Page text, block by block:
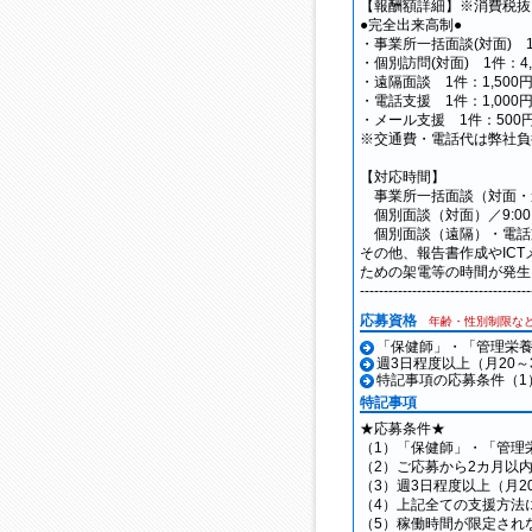
【報酬額詳細】※消費税
●完全出来高制●
・事業所一括面談(対面)
・個別訪問(対面) 1件：
・遠隔面談 1件：1,500
・電話支援 1件：1,000
・メール支援 1件：500
※交通費・電話代は弊社
【対応時間】
事業所一括面談（対面
個別面談（対面）／
個別面談（遠隔）・電
その他、報告書作成や
ための架電等の時間が発
応募資格
年齢・性別制限な
「保健師」・「管理栄
週3日程度以上（月20
特記事項の応募条件（
特記事項
★応募条件★
（1）「保健師」・「管
（2）ご応募から2カ月以
（3）週3日程度以上（月
（4）上記全ての支援方
（5）稼働時間が限定され